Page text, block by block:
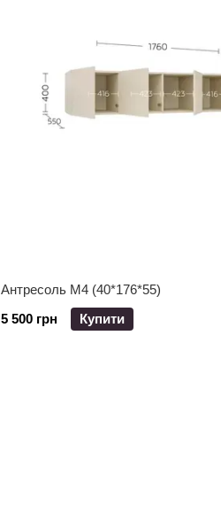
Антресоль М4 (40*176*55)
5 500 грн
Купити